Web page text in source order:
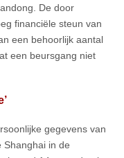
De door
financiële steun van
een behoorlijk aantal
een beursgang niet
gegevens van
Shanghai in de